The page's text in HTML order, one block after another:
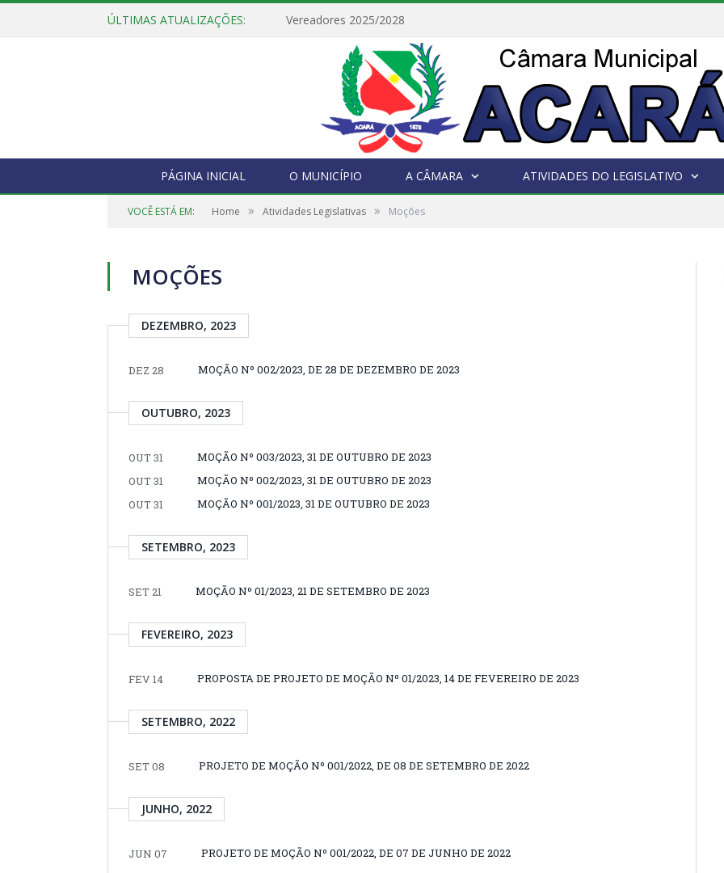
ÚLTIMAS ATUALIZAÇÕES: Vereadores 2025/2028
PÁGINA INICIAL O MUNICÍPIO A CÂMARA ATIVIDADES DO LEGISLATIVO
VOCÊ ESTÁ EM: Home » Atividades Legislativas » Moções
MOÇÕES
DEZEMBRO, 2023
DEZ 28 MOÇÃO Nº 002/2023, DE 28 DE DEZEMBRO DE 2023
OUTUBRO, 2023
OUT 31
MOÇÃO Nº 003/2023, 31 DE OUTUBRO DE 2023
OUT 31
MOÇÃO Nº 002/2023, 31 DE OUTUBRO DE 2023
OUT 31
MOÇÃO Nº 001/2023, 31 DE OUTUBRO DE 2023
SETEMBRO, 2023
SET 21 MOÇÃO Nº 01/2023, 21 DE SETEMBRO DE 2023
FEVEREIRO, 2023
FEV 14 PROPOSTA DE PROJETO DE MOÇÃO Nº 01/2023, 14 DE FEVEREIRO DE 2023
SETEMBRO, 2022
SET 08 PROJETO DE MOÇÃO Nº 001/2022, DE 08 DE SETEMBRO DE 2022
JUNHO, 2022
JUN 07 PROJETO DE MOÇÃO Nº 001/2022, DE 07 DE JUNHO DE 2022